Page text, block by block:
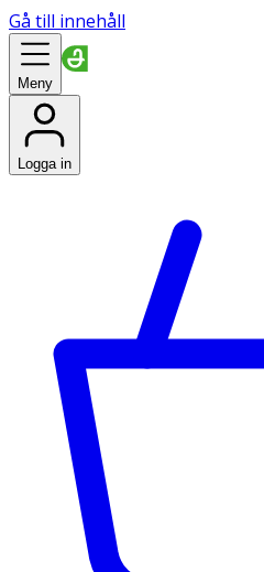
Gå till innehåll
Meny
Logga in